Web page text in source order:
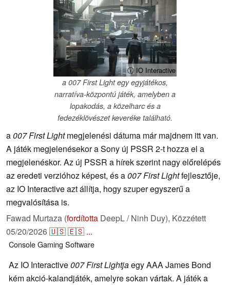
ⓘ IO Interactive
a 007 First Light egy egyjátékos,
narratíva-központú játék, amelyben a
lopakodás, a közelharc és a
fedezéklövészet keveréke található.
a007 First Lightmegjelenési dátuma már majdnem itt van.
A játék megjelenésekor a Sony új PSSR 2-t hozza el a
megjelenéskor. Az új PSSR a hírek szerint nagy előrelépés
az eredeti verzióhoz képest, és a007 First Lightfejlesztője,
az IO Interactive azt állítja, hogy szuper egyszerű a
megvalósítása is.
Fawad Murtaza (fordította DeepL / Ninh Duy), Közzétett
05/20/2026🇺🇸🇪🇸 ...
ConsoleGaming Software
Az IO Interactive007 First Lightjaegy AAA James Bond
kém akció-kalandjáték, amelyre sokan vártak. A játék a